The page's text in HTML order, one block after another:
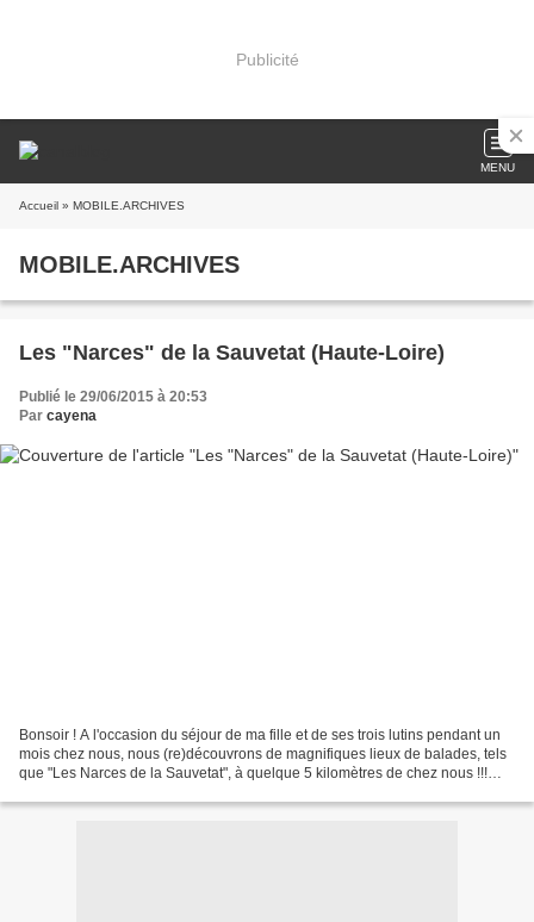
Publicité
MENU
Accueil » MOBILE.ARCHIVES
MOBILE.ARCHIVES
Les "Narces" de la Sauvetat (Haute-Loire)
Publié le 29/06/2015 à 20:53
Par cayena
Bonsoir ! A l'occasion du séjour de ma fille et de ses trois lutins pendant un
mois chez nous, nous (re)découvrons de magnifiques lieux de balades, tels
que "Les Narces de la Sauvetat", à quelque 5 kilomètres de chez nous !!!